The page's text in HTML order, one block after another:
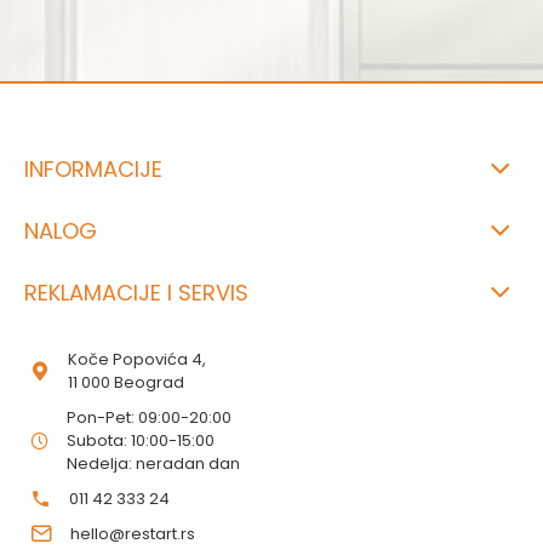
INFORMACIJE
NALOG
REKLAMACIJE I SERVIS
Koče Popovića 4,
11 000 Beograd
Pon-Pet: 09:00-20:00
Subota: 10:00-15:00
Nedelja: neradan dan
011 42 333 24
hello@restart.rs